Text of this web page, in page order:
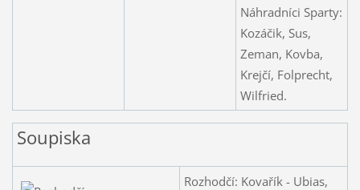
Náhradníci Sparty:
Kozáčik, Sus,
Zeman, Kovba,
Krejčí, Folprecht,
Wilfried.
Soupiska
Rozhodčí: Kovařík - Ubias,